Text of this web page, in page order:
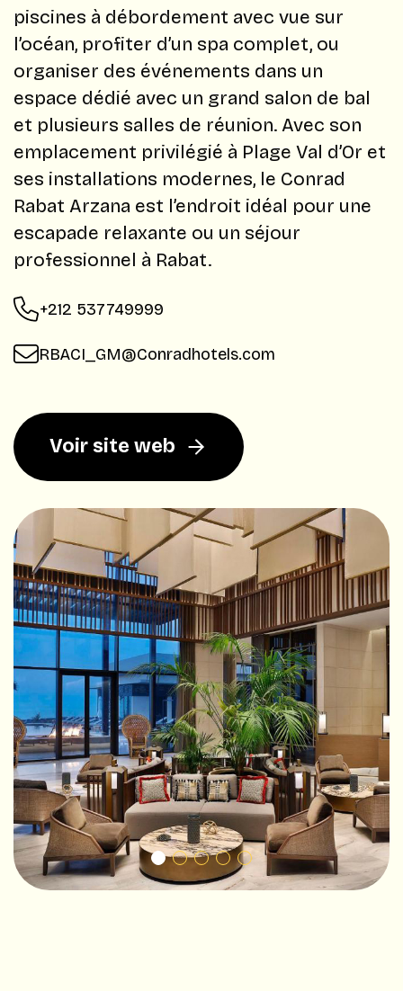
piscines à débordement avec vue sur
l’océan, profiter d’un spa complet, ou
organiser des événements dans un
espace dédié avec un grand salon de bal
et plusieurs salles de réunion. Avec son
emplacement privilégié à Plage Val d’Or et
ses installations modernes, le Conrad
Rabat Arzana est l’endroit idéal pour une
escapade relaxante ou un séjour
professionnel à Rabat.
+212 537749999
RBACI_GM@Conradhotels.com
Voir site web